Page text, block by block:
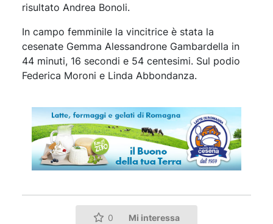
risultato Andrea Bonoli.
In campo femminile la vincitrice è stata la
cesenate Gemma Alessandrone Gambardella in
44 minuti, 16 secondi e 54 centesimi. Sul podio
Federica Moroni e Linda Abbondanza.
0 Mi interessa